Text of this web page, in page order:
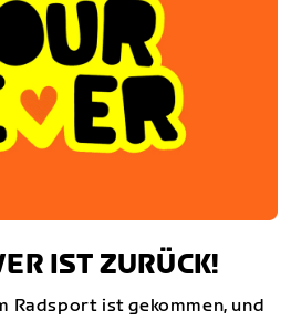
IST ZURÜCK!
Radsport ist gekommen, und